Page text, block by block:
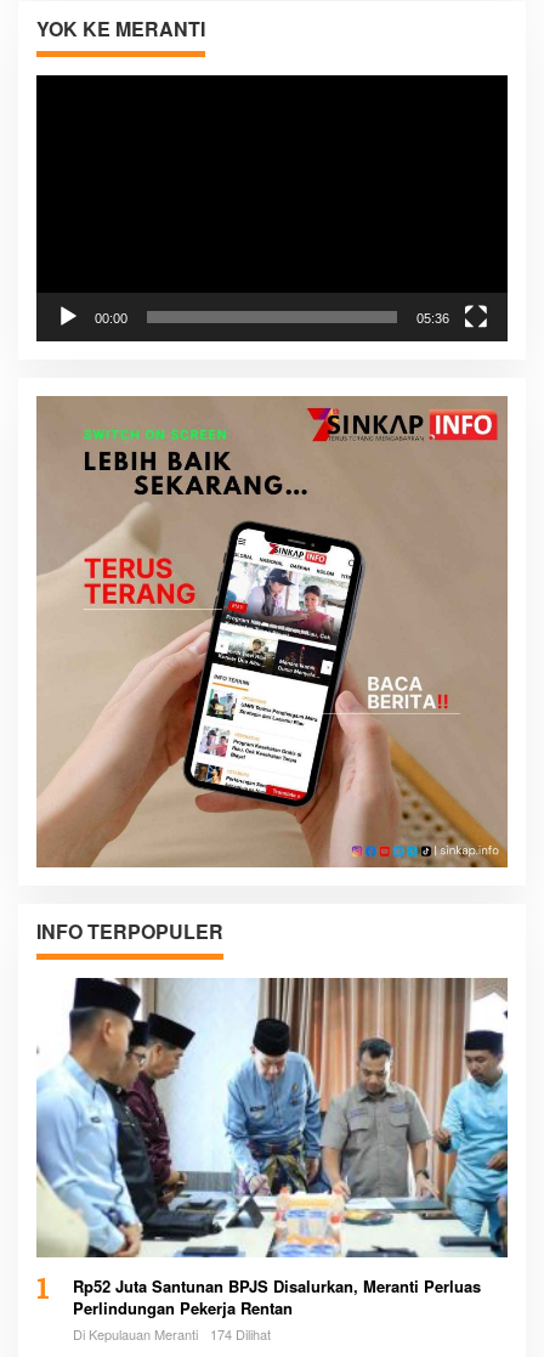
YOK KE MERANTI
00:00 05:36
INFO TERPOPULER
1
Rp52 Juta Santunan BPJS Disalurkan, Meranti Perluas
Perlindungan Pekerja Rentan
Di Kepulauan Meranti 174 Dilihat